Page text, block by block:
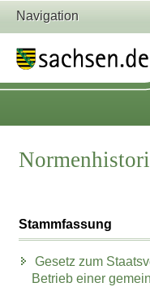
Navigation
Stammfassung
Gesetz zum
Betrieb einer